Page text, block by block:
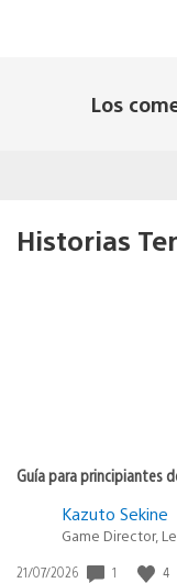
Los
Historias
Guía para principiantes
Kazuto Sekine
Game Director,
Fecha
21/07/2026 1 4